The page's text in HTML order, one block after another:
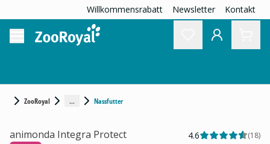
Willkommensrabatt Newsletter Kontakt
ZooRoyal ... Nassfutter
animonda Integra Protect 4.6 (18)